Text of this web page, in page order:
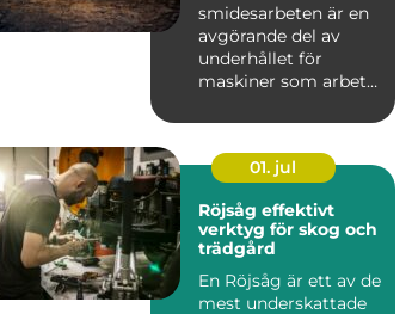
smidesarbeten är en
avgörande del av
underhållet för
maskiner som arbetar
bygg, ...
01. jul
Röjsåg effektivt
verktyg för skog och
trädgård
En Röjsåg är ett av de
mest underskattade